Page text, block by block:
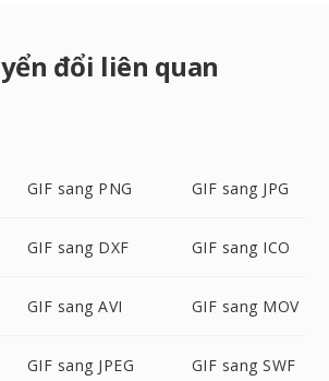
đổi liên quan
GIF sang PNG GIF sang JPG
GIF sang DXF GIF sang ICO
GIF sang AVI GIF sang MOV
GIF sang JPEG GIF sang SWF